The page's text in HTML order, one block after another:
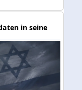
in seine